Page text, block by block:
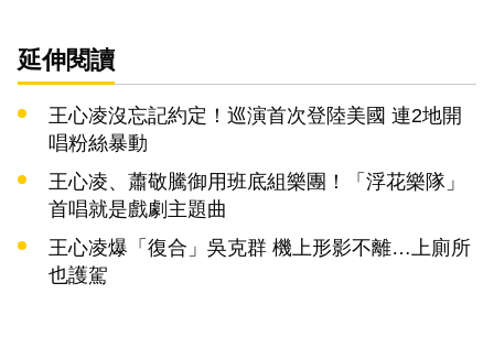
延伸閱讀
王心凌沒忘記約定！巡演首次登陸美國 連2地開
唱粉絲暴動
王心凌、蕭敬騰御用班底組樂團！「浮花樂隊」
首唱就是戲劇主題曲
王心凌爆「復合」吳克群 機上形影不離…上廁所
也護駕